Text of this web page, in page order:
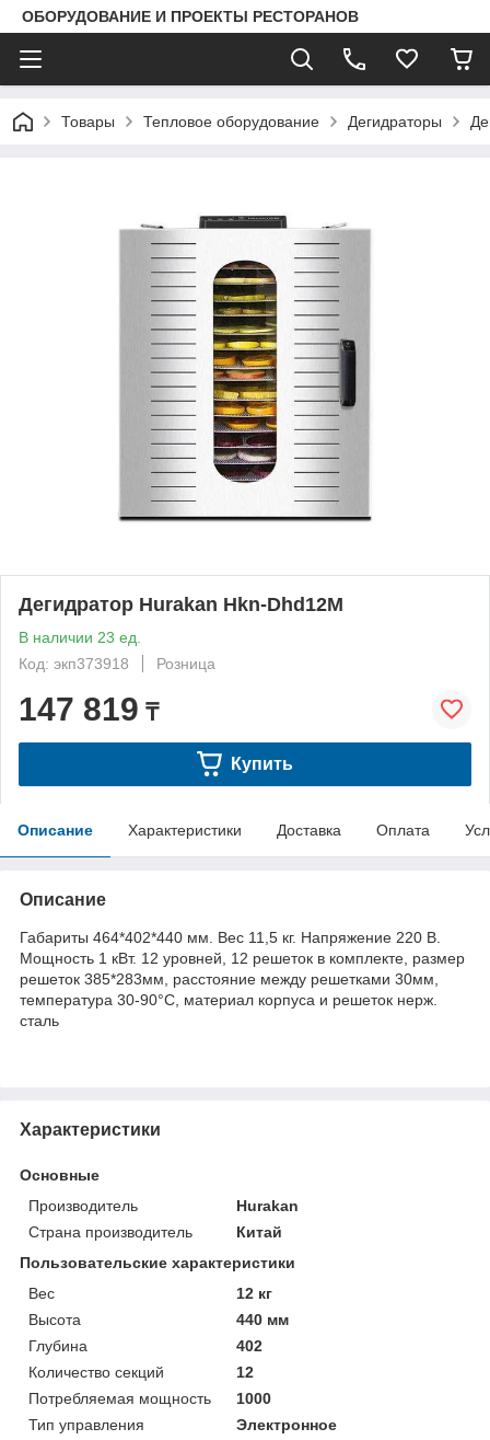
ОБОРУДОВАНИЕ И ПРОЕКТЫ РЕСТОРАНОВ
Товары Тепловое оборудование Дегидраторы
Дегидратор Hurakan Hkn-Dhd12M
В наличии 23 ед.
Код: экп373918
Розница
147 819 ₸
Купить
Описание Характеристики Доставка Оплата
Описание
Габариты 464*402*440 мм. Вес 11,5 кг. Напряжение 220 В.
Мощность 1 кВт. 12 уровней, 12 решеток в комплекте, размер
решеток 385*283мм, расстояние между решетками 30мм,
температура 30-90°C, материал корпуса и решеток нерж.
сталь
Характеристики
Основные
Производитель
Hurakan
Страна производитель
Китай
Пользовательские характеристики
Вес
12 кг
Высота
440 мм
Глубина
402
Количество секций
12
Потребляемая мощность
1000
Тип управления
Электронное